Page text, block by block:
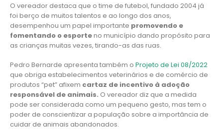
O vereador destaca que o time de futebol, fundado 2004 já
foi berço de muitos talentos e ao longo dos anos,
desempenhou um papel importante promovendo e
fomentando o esporteno município dando propósito para
as crianças muitas vezes, tirando-as das ruas.
Pedro Bernarde apresenta também o Projeto de Lei 08/2022
que obriga estabelecimentos veterinários e de comércio de
produtos “pet” afixem cartaz de incentivo à adoção
responsável de animais. O vereador diz que a medida
pode ser considerada como um pequeno gesto, mas tem o
poder de conscientizar a população sobre a importância de
cuidar de animais abandonados.